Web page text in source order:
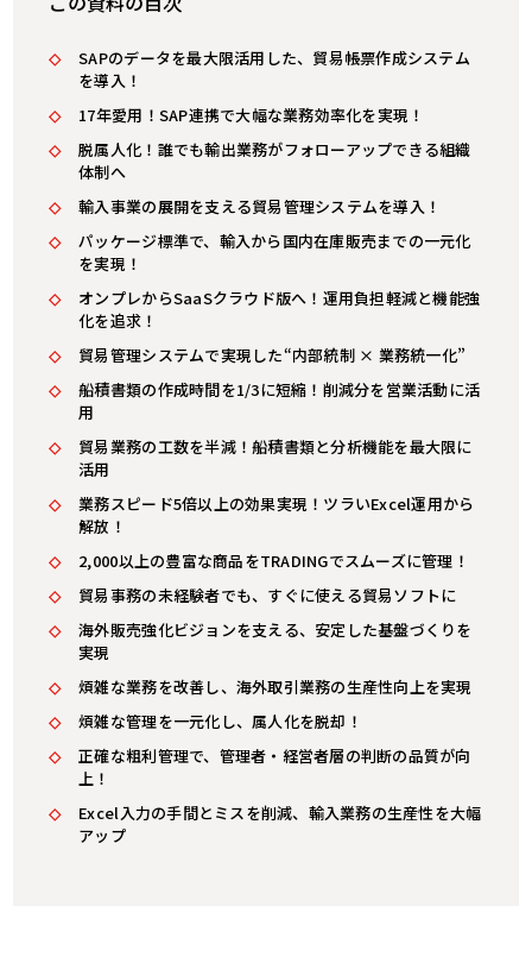
SAPのデータを最大限活用した、貿易帳票作成システム
を導入！
17年愛用！SAP連携で大幅な業務効率化を実現！
脱属人化！誰でも輸出業務がフォローアップできる組織
体制へ
輸入事業の展開を支える貿易管理システムを導入！
パッケージ標準で、輸入から国内在庫販売までの一元化
を実現！
オンプレからSaaSクラウド版へ！運用負担軽減と機能強
化を追求！
貿易管理システムで実現した“内部統制 × 業務統一化”
船積書類の作成時間を1/3に短縮！削減分を営業活動に活
用
貿易業務の工数を半減！船積書類と分析機能を最大限に
活用
業務スピード5倍以上の効果実現！ツラいExcel運用から
解放！
2,000以上の豊富な商品をTRADINGでスムーズに管理！
貿易事務の未経験者でも、すぐに使える貿易ソフトに
海外販売強化ビジョンを支える、安定した基盤づくりを
実現
煩雑な業務を改善し、海外取引業務の生産性向上を実現
煩雑な管理を一元化し、属人化を脱却！
正確な粗利管理で、管理者・経営者層の判断の品質が向
上！
Excel入力の手間とミスを削減、輸入業務の生産性を大幅
アップ